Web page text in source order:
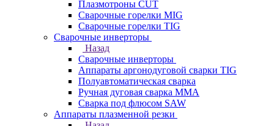
Плазмотроны CUT
Сварочные горелки MIG
Сварочные горелки TIG
Сварочные инверторы
Назад
Сварочные инверторы
Аппараты аргонодуговой сварки TIG
Полуавтоматическая сварка
Ручная дуговая сварка MMA
Сварка под флюсом SAW
Аппараты плазменной резки